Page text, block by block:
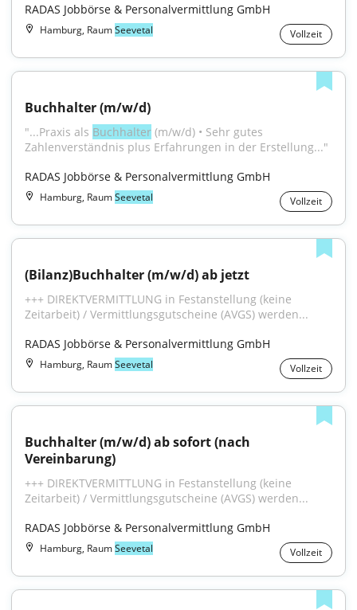
RADAS Jobbörse & Personalvermittlung GmbH
Hamburg, RaumSeevetal Vollzeit
Buchhalter (m/w/d)
"...Praxis als Buchhalter (m/w/d) • Sehr gutes
Zahlenverständnis plus Erfahrungen in der Erstellung..."
RADAS Jobbörse & Personalvermittlung GmbH
Hamburg, RaumSeevetal Vollzeit
(Bilanz)Buchhalter (m/w/d) ab jetzt
+++ DIREKTVERMITTLUNG in Festanstellung (keine
Zeitarbeit) / Vermittlungsgutscheine (AVGS) werden...
RADAS Jobbörse & Personalvermittlung GmbH
Hamburg, RaumSeevetal Vollzeit
Buchhalter (m/w/d) ab sofort (nach
Vereinbarung)
+++ DIREKTVERMITTLUNG in Festanstellung (keine
Zeitarbeit) / Vermittlungsgutscheine (AVGS) werden...
RADAS Jobbörse & Personalvermittlung GmbH
Hamburg, RaumSeevetal Vollzeit